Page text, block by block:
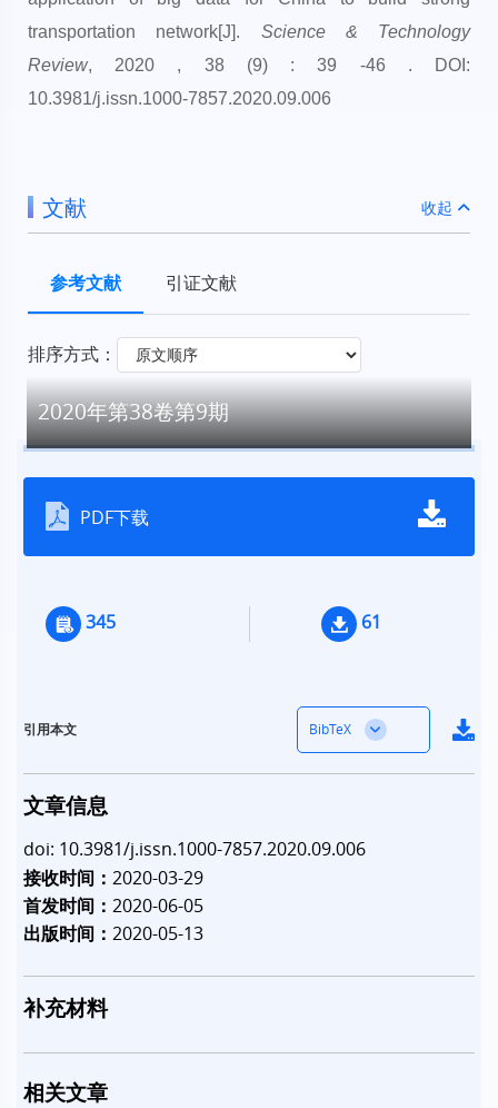
transportation network[J]. Science & Technology
Review, 2020 , 38 (9) : 39 -46 . DOI:
10.3981/j.issn.1000-7857.2020.09.006
文献 收起
参考文献 引证文献
排序方式：
2020年第38卷第9期
PDF下载
345 61
引用本文 BibTeX
文章信息
doi: 10.3981/j.issn.1000-7857.2020.09.006
接收时间：2020-03-29
首发时间：2020-06-05
出版时间：2020-05-13
补充材料
相关文章